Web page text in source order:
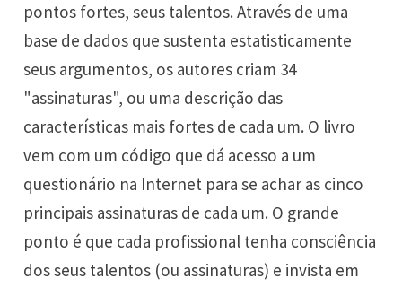
pontos fortes, seus talentos. Através de uma
base de dados que sustenta estatisticamente
seus argumentos, os autores criam 34
"assinaturas", ou uma descrição das
características mais fortes de cada um. O livro
vem com um código que dá acesso a um
questionário na Internet para se achar as cinco
principais assinaturas de cada um. O grande
ponto é que cada profissional tenha consciência
dos seus talentos (ou assinaturas) e invista em